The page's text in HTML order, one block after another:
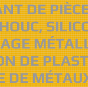
DE
DE
DE